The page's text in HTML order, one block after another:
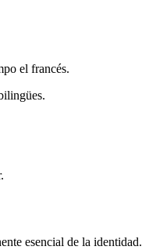
el francés.
esencial de la identidad.